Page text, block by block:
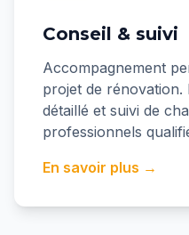
Conseil & suivi
Accompagnement
projet de rénovation.
détaillé et suivi de
professionnels
En savoir plus →